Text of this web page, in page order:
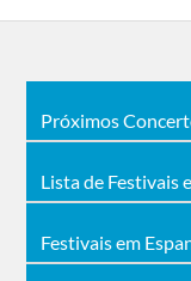
Próximos
Lista de Festivais
Festivais em